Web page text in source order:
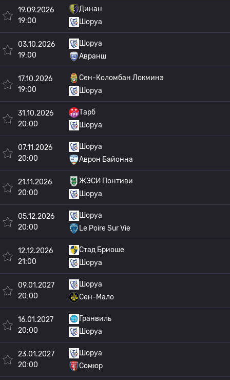
19.09.2026
19:00
Динан
Шоруа
03.10.2026
19:00
Шоруа
Авранш
17.10.2026
19:00
Сен-Коломбан Локминэ
Шоруа
31.10.2026
20:00
Тарб
Шоруа
07.11.2026
20:00
Шоруа
Аврон Байонна
21.11.2026
20:00
ЖЭСИ Понтиви
Шоруа
05.12.2026
20:00
Шоруа
Le Poire Sur Vie
12.12.2026
21:00
Стад Бриоше
Шоруа
09.01.2027
20:00
Шоруа
Сен-Мало
16.01.2027
20:00
Гранвиль
Шоруа
23.01.2027
20:00
Шоруа
Сомюр